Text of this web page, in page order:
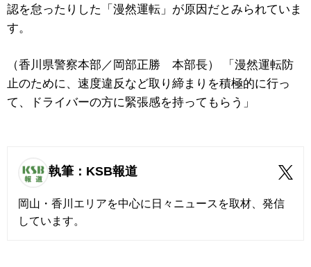
認を怠ったりした「漫然運転」が原因だとみられていま
す。
（香川県警察本部／岡部正勝 本部長） 「漫然運転防
止のために、速度違反など取り締まりを積極的に行っ
て、ドライバーの方に緊張感を持ってもらう」
執筆：KSB報道
岡山・香川エリアを中心に日々ニュースを取材、発信
しています。